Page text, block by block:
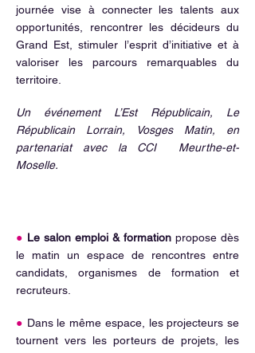
journée vise à connecter les talents aux
opportunités, rencontrer les décideurs du
Grand Est, stimuler l’esprit d’initiative et à
valoriser les parcours remarquables du
territoire.
Un événement L’Est Républicain, Le
Républicain Lorrain, Vosges Matin, en
partenariat avec la CCI Meurthe-et-
Moselle.
● Le salon emploi & formation propose dès
le matin un espace de rencontres entre
candidats, organismes de formation et
recruteurs.
● Dans le même espace, les projecteurs se
tournent vers les porteurs de projets, les